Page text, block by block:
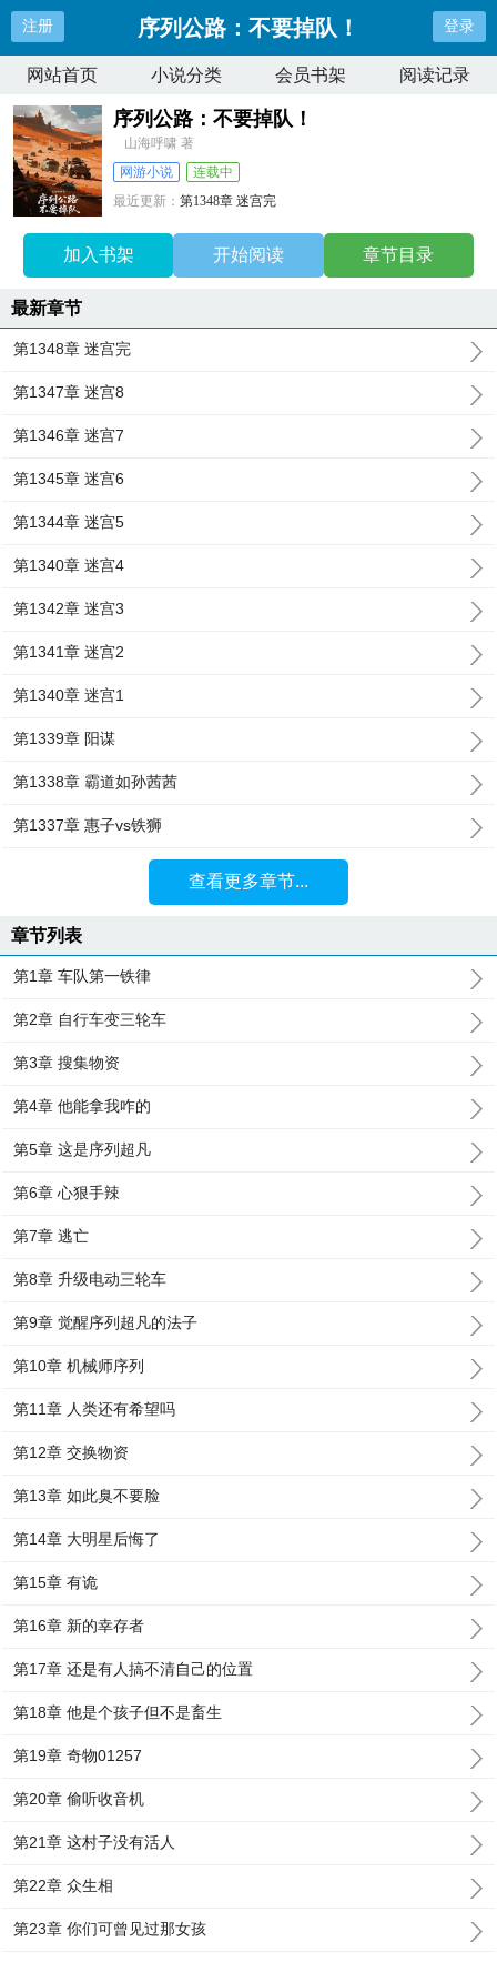
注册 序列公路：不要掉队！ 登录
网站首页 小说分类 会员书架 阅读记录
序列公路：不要掉队！
山海呼啸 著
网游小说
连载中
最近更新：第1348章 迷宫完
加入书架 开始阅读 章节目录
最新章节
第1348章 迷宫完
第1347章 迷宫8
第1346章 迷宫7
第1345章 迷宫6
第1344章 迷宫5
第1340章 迷宫4
第1342章 迷宫3
第1341章 迷宫2
第1340章 迷宫1
第1339章 阳谋
第1338章 霸道如孙茜茜
第1337章 惠子vs铁狮
查看更多章节...
章节列表
第1章 车队第一铁律
第2章 自行车变三轮车
第3章 搜集物资
第4章 他能拿我咋的
第5章 这是序列超凡
第6章 心狠手辣
第7章 逃亡
第8章 升级电动三轮车
第9章 觉醒序列超凡的法子
第10章 机械师序列
第11章 人类还有希望吗
第12章 交换物资
第13章 如此臭不要脸
第14章 大明星后悔了
第15章 有诡
第16章 新的幸存者
第17章 还是有人搞不清自己的位置
第18章 他是个孩子但不是畜生
第19章 奇物01257
第20章 偷听收音机
第21章 这村子没有活人
第22章 众生相
第23章 你们可曾见过那女孩